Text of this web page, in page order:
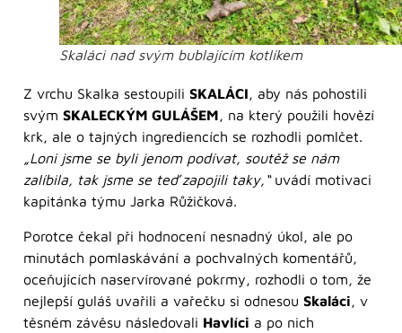
Skaláci nad svým bublajícím kotlíkem
Z vrchu Skalka sestoupili SKALÁCI, aby nás pohostili
svým SKALECKÝM GULÁŠEM, na který použili hovězí
krk, ale o tajných ingrediencích se rozhodli pomlčet.
„Loni jsme se byli jenom podívat, soutěž se nám
zalíbila, tak jsme se teď zapojili taky,“uvádí motivaci
kapitánka týmu Jarka Růžičková.
Porotce čekal při hodnocení nesnadný úkol, ale po
minutách pomlaskávání a pochvalných komentářů,
oceňujících naservírované pokrmy, rozhodli o tom, že
nejlepší guláš uvařili a vařečku si odnesou Skaláci, v
těsném závěsu následovali Havlíci a po nich